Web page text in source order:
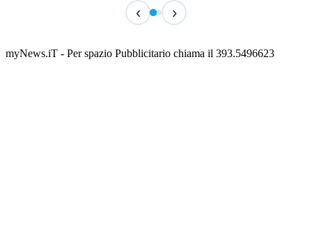
Classic Contest 3vs3 Memorial Michele
📅 6 Agosto 2026 · 09:00 · 📍 Lungomare C. Colombo
‹ ›
myNews.iT - Per spazio Pubblicitario chiama il 393.5496623